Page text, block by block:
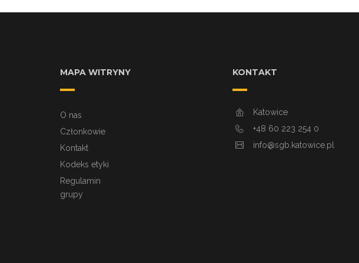
MAPA WITRYNY
O nas
Członkowie
Kontakt
Kodeks etyki
Regulamin
grupy
KONTAKT
Katowice
+48 ‭60 223 254 0‬
info@sgb.katowice.pl